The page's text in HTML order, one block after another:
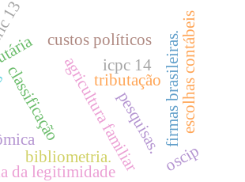
classificação tributação firmas brasileiras.
agricultura familiar
bibliometria.
pesquisas.
oscip
da legitimidade
custos políticos escolhas contábeis
icpc 14